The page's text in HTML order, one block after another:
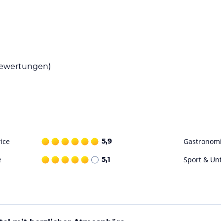
eine Terrasse und einen Garten. Gäste
Parkplätze stehen zur Verfügung.
Gewähr. Bitte lies vor der Buchung die
5,9
5,1 Sport &